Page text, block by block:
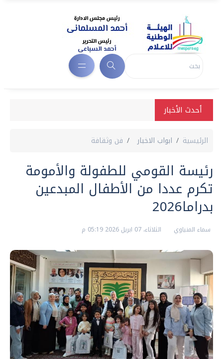
أحدث الأخبار
الرئيسية ابواب الاخبار فن وثقافة
رئيسة القومي للطفولة والأمومة
تكرم عددا من الأطفال المبدعين
بدراما2026
سماء المنياوي الثلاثاء، 07 ابريل 2026 05:19 م